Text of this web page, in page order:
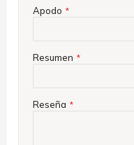
Apodo
Resumen
Reseña